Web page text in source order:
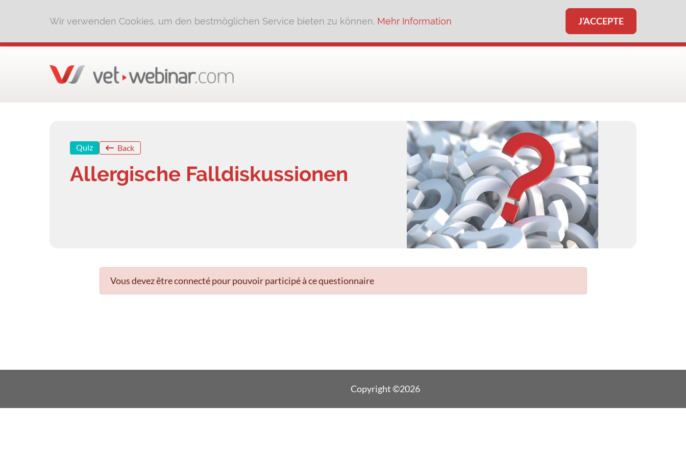
Wir verwenden Cookies, um den bestmöglichen Service bieten zu können. Mehr Information J’ACCEPTE
Quiz Back
Allergische Falldiskussionen
Vous devez être connecté pour pouvoir participé à ce questionnaire
Copyright ©2026